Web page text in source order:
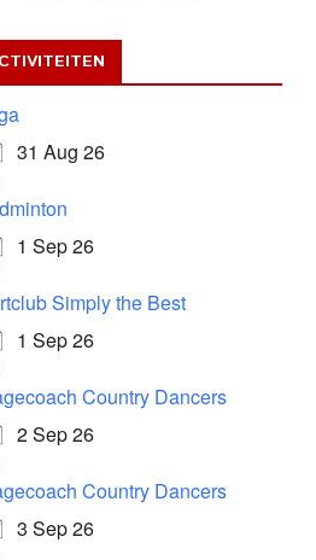
31 Aug 26
1 Sep 26
Simply the Best
1 Sep 26
Country Dancers
2 Sep 26
Country Dancers
3 Sep 26